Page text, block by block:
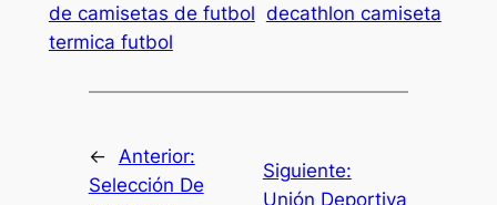
de camisetas de futbol decathlon camiseta
termica futbol
← Anterior:
Selección De
Siguiente:
Unión Deportiva